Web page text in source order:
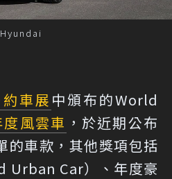
車展 中頒布的World
風雲車 ，於近期公布
的車款，其他獎項包括
Urban Car）、年度豪